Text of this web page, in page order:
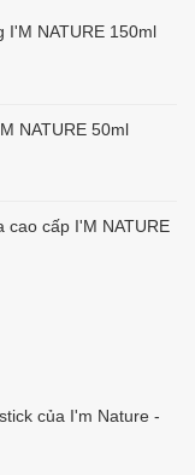
I'M NATURE 150ml
NATURE 50ml
cao cấp I'M NATURE
của I'm Nature -